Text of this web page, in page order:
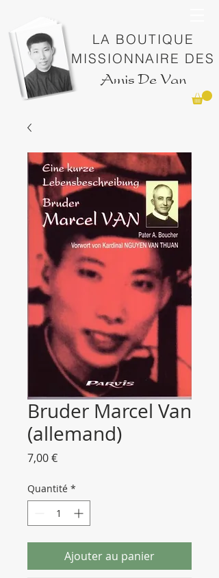
LA BOUTIQUE
MISSIONNAIRE DES
Amis De Van
Bruder Marcel Van
(allemand)
7,00 €Prix
Quantité *
Ajouter au panier